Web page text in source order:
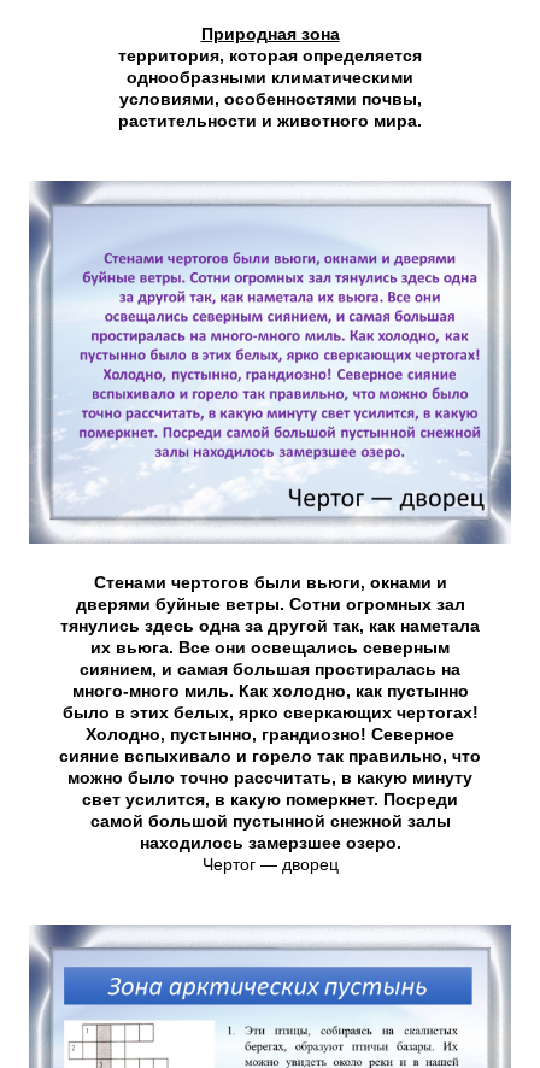
Природная зона
территория, которая определяется
однообразными климатическими
условиями, особенностями почвы,
растительности и животного мира.
Стенами чертогов были вьюги, окнами и
дверями буйные ветры. Сотни огромных зал
тянулись здесь одна за другой так, как наметала
их вьюга. Все они освещались северным
сиянием, и самая большая простиралась на
много-много миль. Как холодно, как пустынно
было в этих белых, ярко сверкающих чертогах!
Холодно, пустынно, грандиозно! Северное
сияние вспыхивало и горело так правильно, что
можно было точно рассчитать, в какую минуту
свет усилится, в какую померкнет. Посреди
самой большой пустынной снежной залы
находилось замерзшее озеро.
Чертог — дворец